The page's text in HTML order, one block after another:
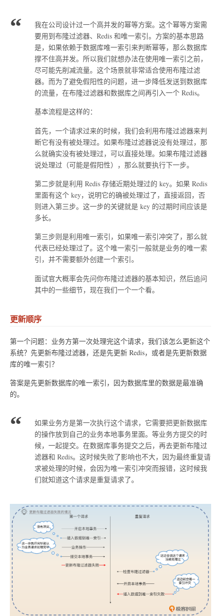
我在公司设计过一个高并发的幂等方案。这个幂等方案需
要用到布隆过滤器、Redis 和唯一索引。方案的基本思路
是，如果依赖于数据库唯一索引来判断幂等，那么数据库
撑不住高并发。所以我们就想办法在使用唯一索引之前，
尽可能先削减流量。这个场景就非常适合使用布隆过滤
器。而为了避免假阳性的问题，进一步降低发送到数据库
的流量，在布隆过滤器和数据库之间再引入一个 Redis。
基本流程是这样的：
首先，一个请求过来的时候，我们会利用布隆过滤器来判
断它有没有被处理过。如果布隆过滤器说没有处理过，那
么就确实没有被处理过，可以直接处理。如果布隆过滤器
说处理过（可能是假阳性），那么就要执行下一步。
第二步就是利用 Redis 存储近期处理过的 key。如果 Redis
里面有这个 key，说明它的确被处理过了，直接返回，否
则进入第三步。这一步的关键就是 key 的过期时间应该是
多长。
第三步则是利用唯一索引，如果唯一索引冲突了，那么就
代表已经处理过了。这个唯一索引一般就是业务的唯一索
引，并不需要额外创建一个索引。
面试官大概率会先问你布隆过滤器的基本知识，然后追问
其中的一些细节，现在我们一个一个看。
更新顺序
第一个问题：业务方第一次处理完这个请求，我们该怎么更新这个
系统？先更新布隆过滤器，还是先更新 Redis，或者是先更新数据
库的唯一索引？
答案是先更新数据库的唯一索引，因为数据库里的数据是最准确
的。
如果业务方是第一次执行这个请求，它需要把更新数据库
的操作放到自己的业务本地事务里面。等业务方提交的时
候，一起提交。在数据库事务提交之后，再去更新布隆过
滤器和 Redis。这时候失败了影响也不大，因为最终重复请
求被处理的时候，会因为唯一索引冲突而报错，这时候我
们就知道这个请求是重复请求了。